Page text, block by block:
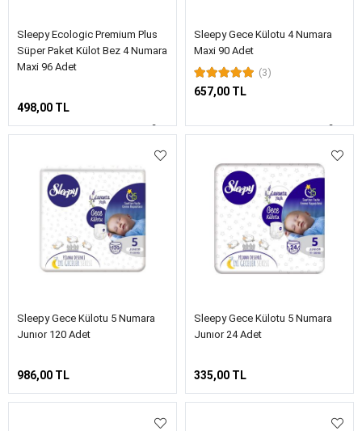
Sleepy Ecologic Premium Plus
Süper Paket Külot Bez 4 Numara
Maxi 96 Adet
498,00 TL
Sleepy Gece Külotu 4 Numara
Maxi 90 Adet
(3)
657,00 TL
Sleepy Gece Külotu 5 Numara
Junıor 120 Adet
986,00 TL
Sleepy Gece Külotu 5 Numara
Junıor 24 Adet
335,00 TL